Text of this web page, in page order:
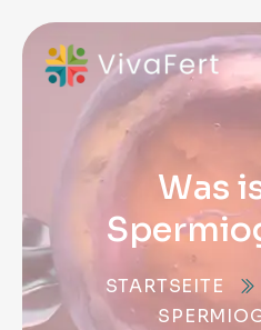
Was
STARTSEITE